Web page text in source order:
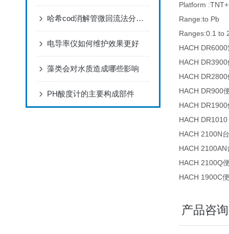
哈希cod消解管微回流法分析步骤
电导率仪如何维护效果更好
藻类会对水质造成哪些影响
PH酸度计的主要构成部件
Platform :TNT+
Range:to Pb
Ranges:0.1 to
HACH
HACH
HACH
HACH DR900
HACH
HACH
HACH 2100N
HACH
HACH 2100Q
HACH 1900C
产品咨询